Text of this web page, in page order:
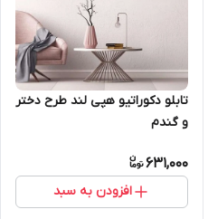
تابلو دکوراتیو هپی لند طرح دختر
و گندم
631,000
افزودن به سبد